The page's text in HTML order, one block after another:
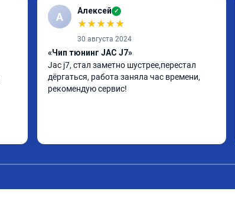
А Алексей ✓
★★★★★
30 августа 2024
«Чип тюнинг JAC J7»
Jac j7, стал заметно шустрее,перестал
дёргаться, работа заняла час времени,
рекомендую сервис!